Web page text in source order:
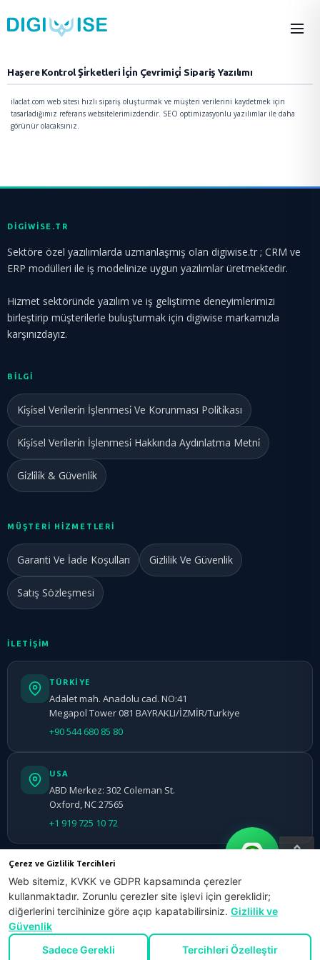
Haşere Kontrol Şi̇rketleri İçi̇n Çevrimiçi̇ Sipariş Yazılımı
ilaclat.com web sitesi hızlı sipariş oluşturmak ve müşteri verilerini kaydetmek için
tasarladığımız referans websitelerimizdendir. SEO optimizasyonlu yazılımlar ile daha
görünür olacaksınız.
DIGIWISE.TR
Sektöre özel yazılımlarda uzmanlaşmış olan digiwise.tr ; CRM ve
ERP modülleri ile iş modelinize uygun yazılımlar üretmektedir.
Hizmet sektöründe yazılım ve iş geliştirme deneyimlerimizi
birleştirip müşterilerle buluşturmak için digiwise markamızla
karşınızdayız.
BILGI
Ki̇şi̇sel Veri̇leri̇n İşlenmesi̇ Ve Korunması Poli̇ti̇kası
Ki̇şi̇sel Veri̇leri̇n İşlenmesi̇ Hakkında Aydınlatma Metni̇
Gi̇zli̇li̇k & Güvenli̇k
MÜŞTERİ HİZMETLERİ
Garanti Ve İade Koşulları Gizlilik Ve Güvenlik
Satış Sözleşmesi
İLETİŞİM
TÜRKIYE
Adalet mah. Anadolu cad. NO:41
Megapol Tower 081 BAYRAKLI/İZMİR/Turkiye
+90 544 680 85 80
USA
ABD Merkez: 302 Coleman St.
Oxford, NC 27565
+1 919 725 10 72
Copyright © 2010 - 2026 Digiwise Yazılım, Tüm Hakları Saklıdır. |
Çerez ve Gizlilik Tercihleri
Web sitemiz, KVKK ve GDPR kapsamında çerezler
kullanmaktadır. Zorunlu çerezler site işlevi için gereklidir;
diğerlerini tercihinize göre açıp kapatabilirsiniz. Gizlilik ve
Güvenlik
Sadece Gerekli
Tercihleri Özelleştir